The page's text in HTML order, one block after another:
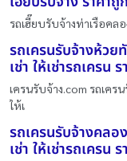
รถเฮี๊ยบรับจ้างท่าเรือคล
รถเครนรับจ้างห้วย
เช่า ให้เช่ารถเครน
เครนรับจ้าง.com รถเค
ให้เ
รถเครนรับจ้างคลอ
เช่า ให้เช่ารถเครน